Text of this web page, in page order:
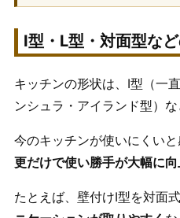
I型・L型・対面型な
キッチンの形状は、I型（一
ンシュラ・アイランド型）な
今のキッチンが使いにくいと
更だけで使い勝手が大幅に
たとえば、壁付けI型を対面式